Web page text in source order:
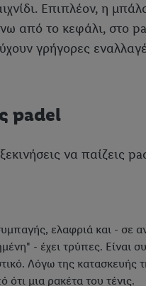
Επιπλέον, η
από το κεφάλι, στο
γρήγορες
padel
να παίζεις
ελαφριά και - σε
- έχει τρύπες. Είναι
Λόγω της κατασκευής
ότι μια ρακέτα του τένις.